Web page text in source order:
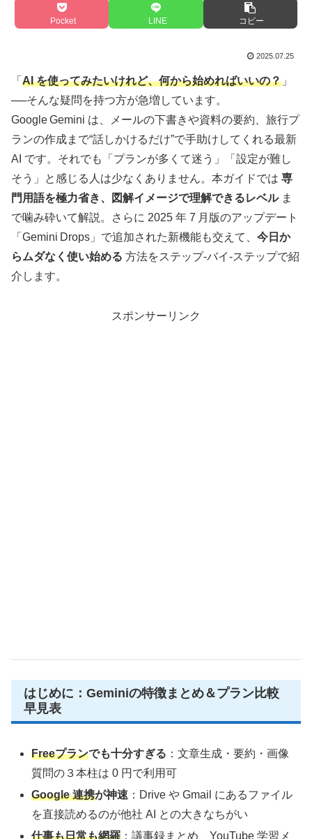
Pocket LINE コピー
2025.07.25
「 AI を使ってみたいけれど、何から始めればいいの？ 」
──そんな疑問を持つ方が急増しています。
Google Gemini は、メールの下書きや資料の要約、旅行プ
ランの作成まで“話しかけるだけ”で手助けしてくれる最新
AI です。それでも「プランが多くて迷う」「設定が難し
そう」と感じる人は少なくありません。本ガイドでは 専
門用語を極力省き、図解イメージで理解できるレベルま
で噛み砕いて解説。さらに 2025 年 7 月版のアップデート
「Gemini Drops」で追加された新機能も交えて、 今日か
らムダなく使い始める 方法をステップ‑バイ‑ステップで紹
介します。
スポンサーリンク
はじめに：Geminiの特徴まとめ＆プラン比較
早見表
Freeプランでも十分すぎる ：文章生成・要約・画像
質問の３本柱は 0 円で利用可
Google 連携が神速 ：Drive や Gmail にあるファイル
を直接読めるのが他社 AI との大きなちがい
仕事も日常も網羅 ：議事録まとめ、YouTube 学習メ